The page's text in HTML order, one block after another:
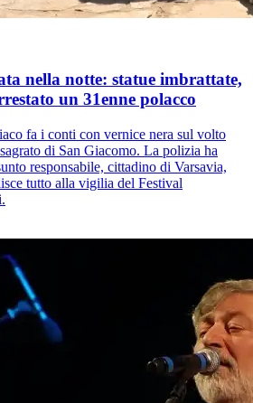
nella notte: statue imbrattate,
un 31enne polacco
fa i conti con vernice nera sul volto
di San Giacomo. La polizia ha
responsabile, cittadino di Varsavia,
tutto alla vigilia del Festival